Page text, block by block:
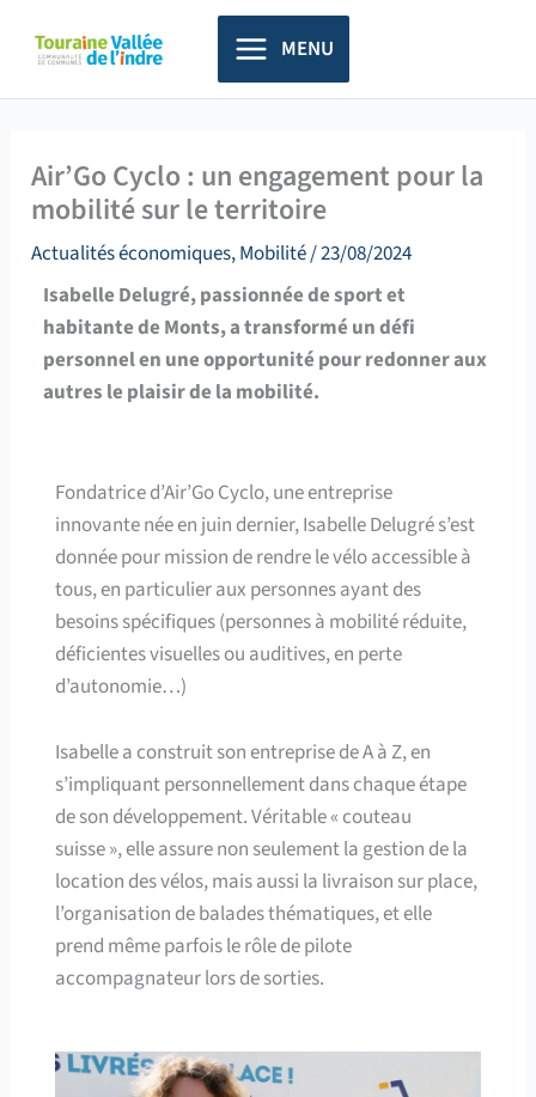
principal
MENU
Air’Go Cyclo : un engagement pour la
mobilité sur le territoire
Actualités économiques,Mobilité/23/08/2024
Isabelle Delugré, passionnée de sport et
habitante de Monts, a transformé un défi
personnel en une opportunité pour redonner aux
autres le plaisir de la mobilité.
Fondatrice d’Air’Go Cyclo, une entreprise
innovante née en juin dernier, Isabelle Delugré s’est
donnée pour mission de rendre le vélo accessible à
tous, en particulier aux personnes ayant des
besoins spécifiques (personnes à mobilité réduite,
déficientes visuelles ou auditives, en perte
d’autonomie…)
Isabelle a construit son entreprise de A à Z, en
s’impliquant personnellement dans chaque étape
de son développement. Véritable « couteau
suisse », elle assure non seulement la gestion de la
location des vélos, mais aussi la livraison sur place,
l’organisation de balades thématiques, et elle
prend même parfois le rôle de pilote
accompagnateur lors de sorties.